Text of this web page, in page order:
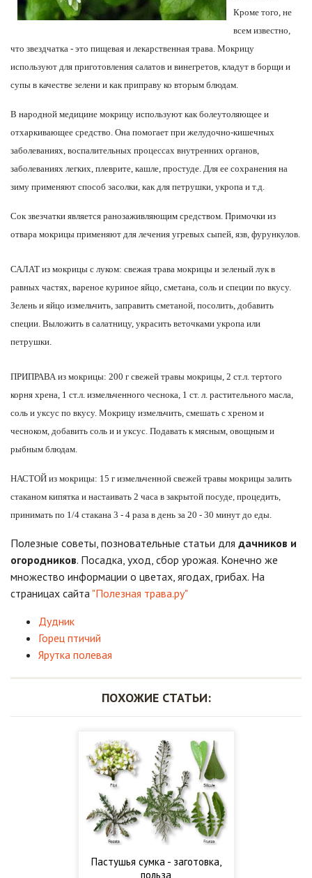
Кроме того, не
всем известно,
что звездчатка - это пищевая и лекарственная трава. Мокрицу
используют для приготовления салатов и винегретов, кладут в борщи и
супы в качестве зелени и как приправу ко вторым блюдам.
В народной медицине мокрицу используют как болеутоляющее и
отхаркивающее средство. Она помогает при желудочно-кишечных
заболеваниях, воспалительных процессах внутренних органов,
заболеваниях легких, плеврите, кашле, простуде. Для ее сохранения на
зиму применяют способ засолки, как для петрушки, укропа и т.д.
Сок звезчатки является ранозаживляющим средством. Примочки из
отвара мокрицы применяют для лечения угревых сыпей, язв, фурункулов.
САЛАТ из мокрицы с луком: свежая трава мокрицы и зеленый лук в
равных частях, вареное куриное яйцо, сметана, соль и специи по вкусу.
Зелень и яйцо измельчить, заправить сметаной, посолить, добавить
специи. Выложить в салатницу, украсить веточками укропа или
петрушки.
ПРИПРАВА из мокрицы: 200 г свежей травы мокрицы, 2 ст.л. тертого
корня хрена, 1 ст.л. измельченного чеснока, 1 ст. л. растительного масла,
соль и уксус по вкусу. Мокрицу измельчить, смешать с хреном и
чесноком, добавить соль и и уксус. Подавать к мясным, овощным и
рыбным блюдам.
НАСТОЙ из мокрицы: 15 г измельченной свежей травы мокрицы залить
стаканом кипятка и настаивать 2 часа в закрытой посуде, процедить,
принимать по 1/4 стакана 3 - 4 раза в день за 20 - 30 минут до еды.
Полезные советы, позновательные статьи для дачников и
огородников. Посадка, уход, сбор урожая. Конечно же
множество информации о цветах, ягодах, грибах. На
страницах сайта "Полезная трава.ру"
Дудник
Горец птичий
Ярутка полевая
ПОХОЖИЕ СТАТЬИ:
Пастушья сумка - заготовка,
польза